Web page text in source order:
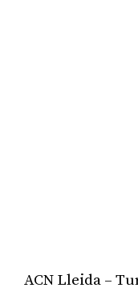
ACN Lleida –